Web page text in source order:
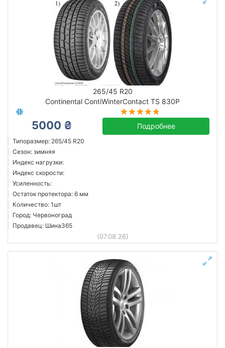
265/45 R20
Continental ContiWinterContact TS 830P
5000 ₴ Подробнее
Типоразмер: 265/45 R20
Сезон: зимняя
Индекс нагрузки:
Индекс скорости:
Усиленность:
Остаток протектора: 6 мм
Количество: 1шт
Город: Червоноград
Продавец: Шина365
(07.08.26)